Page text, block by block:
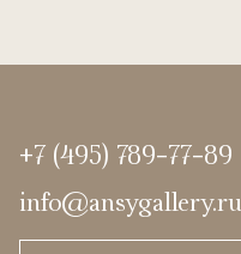
+7 (495) 789-77-89
info@ansygallery.ru